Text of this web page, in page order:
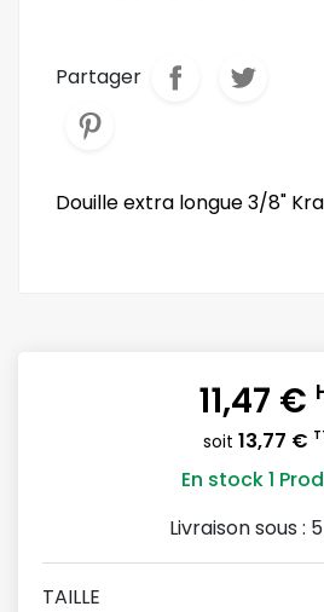
Partager
Douille extra longue 3/8"
11,47 €
soit 13,77 €
En stock1
Livraison sous :
TAILLE